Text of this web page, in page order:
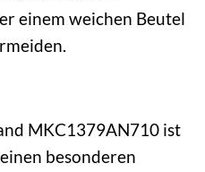
einem weichen Beutel
MKC1379AN710 ist
besonderen